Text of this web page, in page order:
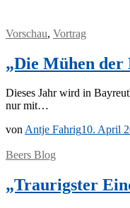
Vorschau, Vortrag
„Die Mühen der
Die­ses Jahr wird in
nur mit…
vonAntje Fahrig10. April
Beers Blog
„Traurigster